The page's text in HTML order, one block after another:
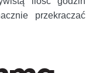
przekraczać